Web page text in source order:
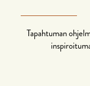
Tapahtuman